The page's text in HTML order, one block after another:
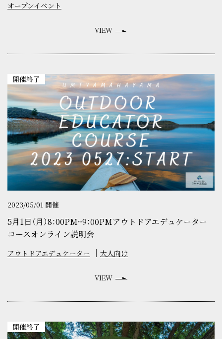
オープンイベント
VIEW
開催終了
2023/05/01 開催
5月1日（月）8：00PM~9：00PMアウトドアエデュケーター
コースオンライン説明会
アウトドアエデュケーター 大人向け
VIEW
開催終了